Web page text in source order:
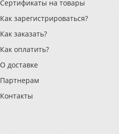
Сертификаты на товары
Как зарегистрироваться?
Как заказать?
Как оплатить?
О доставке
Партнерам
Контакты